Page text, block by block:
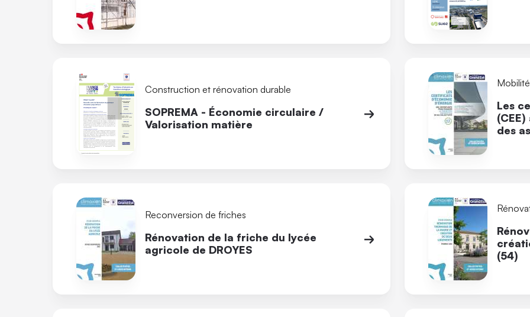
Construction et rénovation durable
SOPREMA - Économie circulaire /
Valorisation matière
Les
des
Reconversion de friches
Rénovation de la friche du lycée
agricole de DROYES
(54)